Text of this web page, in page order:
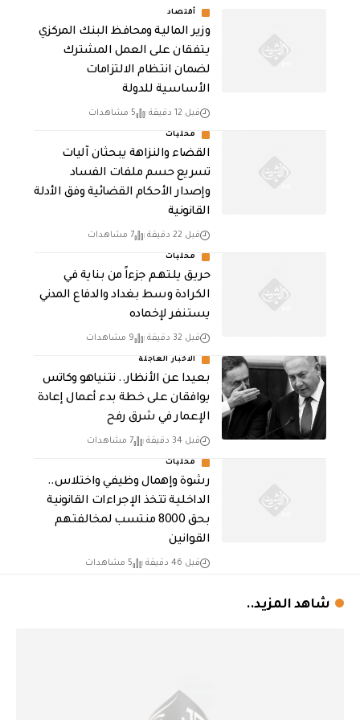
أقتصاد
وزير المالية ومحافظ البنك المركزي
يتفقان على العمل المشترك
لضمان انتظام الالتزامات
الأساسية للدولة
قبل 12 دقيقة 5 مشاهدات
محليات
القضاء والنزاهة يبحثان آليات
تسريع حسم ملفات الفساد
وإصدار الأحكام القضائية وفق الأدلة
القانونية
قبل 22 دقيقة 7 مشاهدات
محليات
حريق يلتهم جزءاً من بناية في
الكرادة وسط بغداد والدفاع المدني
يستنفر لإخماده
قبل 32 دقيقة 9 مشاهدات
الاخبار العاجلة
بعيدا عن الأنظار.. نتنياهو وكاتس
يوافقان على خطة بدء أعمال إعادة
الإعمار في شرق رفح
قبل 34 دقيقة 7 مشاهدات
محليات
رشوة وإهمال وظيفي واختلاس..
الداخلية تتخذ الإجراءات القانونية
بحق 8000 منتسب لمخالفتهم
القوانين
قبل 46 دقيقة 5 مشاهدات
شاهد المزيد..